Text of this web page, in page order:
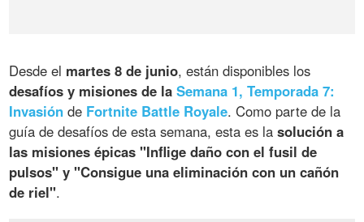
Desde el martes 8 de junio, están disponibles los
desafíos y misiones de laSemana 1, Temporada 7:
Invasión de Fortnite Battle Royale. Como parte de la
guía de desafíos de esta semana, esta es lasolución a
las misiones épicas "Inflige daño con el fusil de
pulsos" y "Consigue una eliminación con un cañón
de riel".